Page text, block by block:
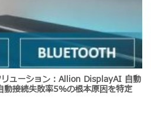
ューション：Allion DisplayAI 自動
接続失敗率5％の根本原因を特定